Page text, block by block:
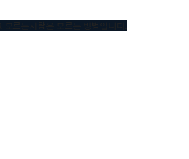
모르는사람은 모르는 방법입니다.